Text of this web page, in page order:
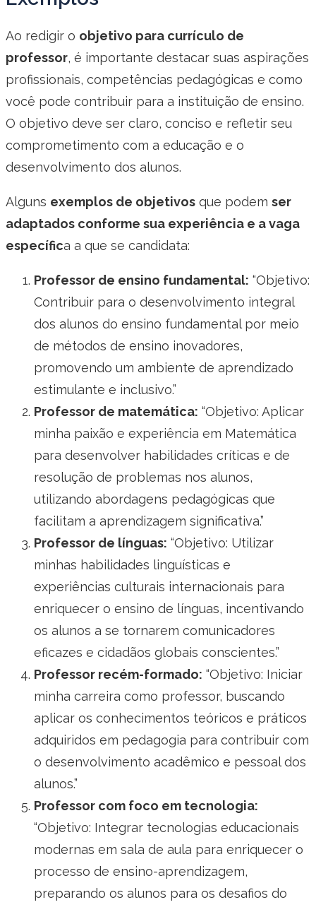
Ao redigir o objetivo para currículo de
professor, é importante destacar suas aspirações
profissionais, competências pedagógicas e como
você pode contribuir para a instituição de ensino.
O objetivo deve ser claro, conciso e refletir seu
comprometimento com a educação e o
desenvolvimento dos alunos.
Alguns exemplos de objetivos que podem ser
adaptados conforme sua experiência e a vaga
específica a que se candidata:
Professor de ensino fundamental: “Objetivo:
Contribuir para o desenvolvimento integral
dos alunos do ensino fundamental por meio
de métodos de ensino inovadores,
promovendo um ambiente de aprendizado
estimulante e inclusivo.”
Professor de matemática: “Objetivo: Aplicar
minha paixão e experiência em Matemática
para desenvolver habilidades críticas e de
resolução de problemas nos alunos,
utilizando abordagens pedagógicas que
facilitam a aprendizagem significativa.”
Professor de línguas: “Objetivo: Utilizar
minhas habilidades linguísticas e
experiências culturais internacionais para
enriquecer o ensino de línguas, incentivando
os alunos a se tornarem comunicadores
eficazes e cidadãos globais conscientes.”
Professor recém-formado: “Objetivo: Iniciar
minha carreira como professor, buscando
aplicar os conhecimentos teóricos e práticos
adquiridos em pedagogia para contribuir com
o desenvolvimento acadêmico e pessoal dos
alunos.”
Professor com foco em tecnologia:
“Objetivo: Integrar tecnologias educacionais
modernas em sala de aula para enriquecer o
processo de ensino-aprendizagem,
preparando os alunos para os desafios do